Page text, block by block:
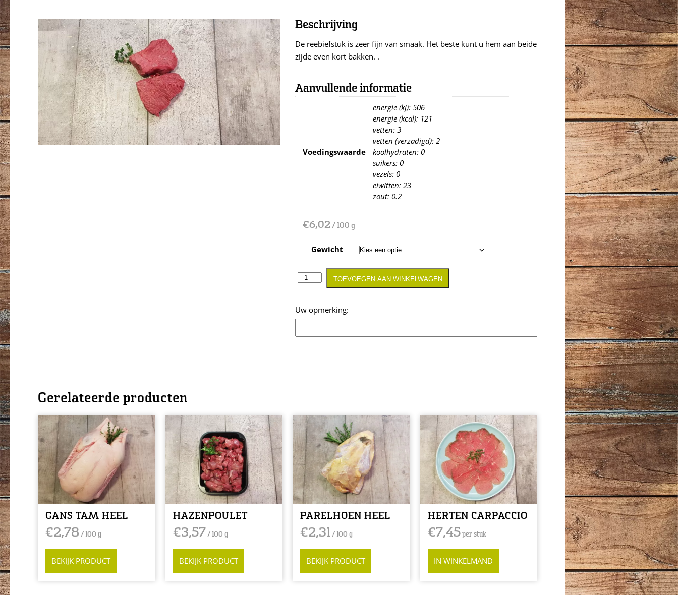
Beschrijving
De reebiefstuk is zeer fijn van smaak. Het beste kunt u hem aan beide
zijde even kort bakken. .
Aanvullende informatie
Voedingswaarde
energie (kj): 506
energie (kcal): 121
vetten: 3
vetten (verzadigd): 2
koolhydraten: 0
suikers: 0
vezels: 0
eiwitten: 23
zout: 0.2
€6,02/ 100 g
Gewicht
Opmerking
TOEVOEGEN AAN WINKELWAGEN
Gerelateerde producten
GANS TAM HEEL
€2,78 / 100 g
BEKIJK PRODUCT
HAZENPOULET
€3,57/ 100 g
BEKIJK PRODUCT
PARELHOEN HEEL
€2,31/ 100 g
BEKIJK PRODUCT
HERTEN CARPACCIO
€7,45per stuk
IN WINKELMAND